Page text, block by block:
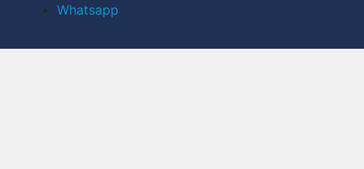
Whatsapp